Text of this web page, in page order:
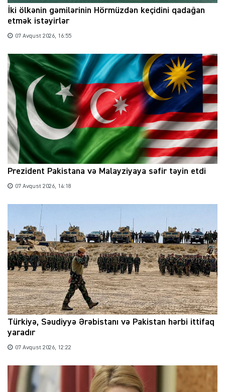
İki ölkənin gəmilərinin Hörmüzdən keçidini qadağan
etmək istəyirlər
07 Avqust 2026, 16:55
Prezident Pakistana və Malayziyaya səfir təyin etdi
07 Avqust 2026, 14:18
Türkiyə, Səudiyyə Ərəbistanı və Pakistan hərbi ittifaq
yaradır
07 Avqust 2026, 12:22